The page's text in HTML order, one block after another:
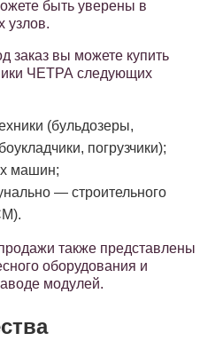
быть уверены в
узлов.
заказ вы можете купить
ЧЕТРА следующих
(бульдозеры,
погрузчики);
машин;
— строительного
также представлены
оборудования и
модулей.